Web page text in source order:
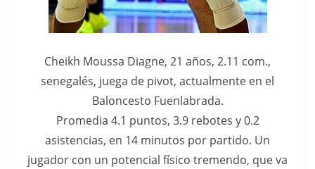
Cheikh Moussa Diagne, 21 años, 2.11 com.,
senegalés, juega de pivot, actualmente en el
Baloncesto Fuenlabrada.
Promedia 4.1 puntos, 3.9 rebotes y 0.2
asistencias, en 14 minutos por partido. Un
jugador con un potencial físico tremendo, que va